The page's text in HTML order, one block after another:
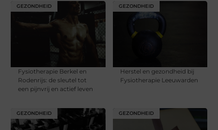
GEZONDHEID
Fysiotherapie Berkel en
Rodenrijs: de sleutel tot
een pijnvrij en actief leven
GEZONDHEID
Herstel en gezondheid bij
Fysiotherapie Leeuwarden
GEZONDHEID GEZONDHEID